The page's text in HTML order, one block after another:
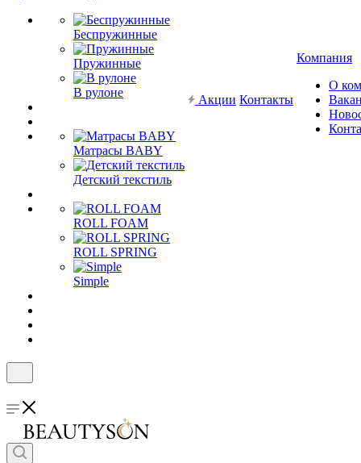
Беспружинные
Пружинные
В рулоне
Матрасы BABY
Детский текстиль
ROLL FOAM
ROLL SPRING
Simple
Акции Контакты
Компания
О